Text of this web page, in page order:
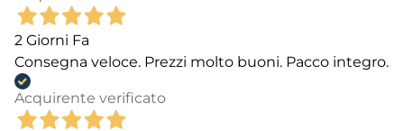
2 Giorni Fa
Consegna veloce. Prezzi molto buoni. Pacco integro.
Acquirente verificato